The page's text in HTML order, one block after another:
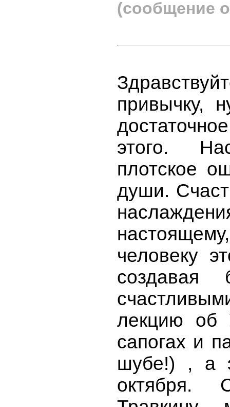
(сообщение
привычку,
этого.
плотское
души.
человеку
лекцию об
сапогах и
шубе!) , а
октября.